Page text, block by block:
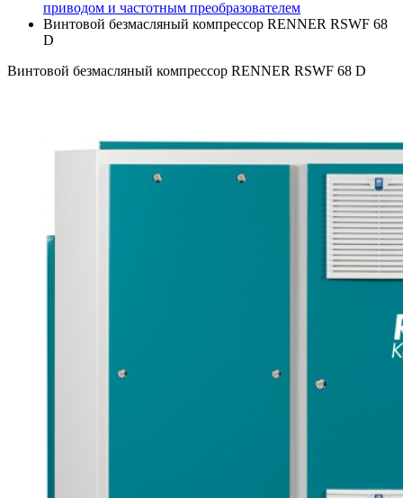
приводом и частотным преобразователем
Винтовой безмасляный компрессор RENNER RSWF 68
D
Винтовой безмасляный компрессор RENNER RSWF 68 D